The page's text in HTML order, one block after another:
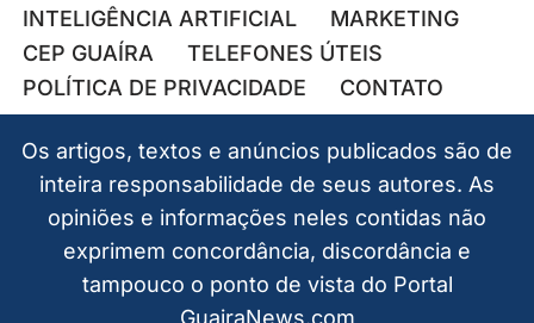
INTELIGÊNCIA ARTIFICIAL
MARKETING
CEP GUAÍRA
TELEFONES ÚTEIS
POLÍTICA DE PRIVACIDADE
CONTATO
Os artigos, textos e anúncios publicados são de
inteira responsabilidade de seus autores. As
opiniões e informações neles contidas não
exprimem concordância, discordância e
tampouco o ponto de vista do Portal
GuairaNews.com